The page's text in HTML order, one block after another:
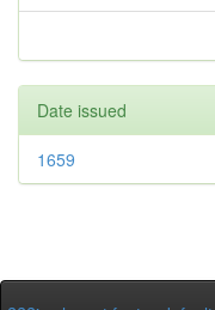
Date issued
1659